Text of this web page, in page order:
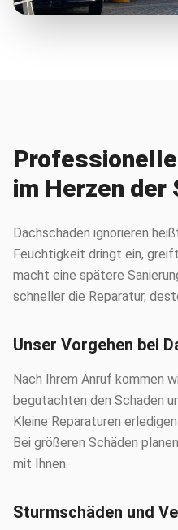
im Herzen der
Dachschäden ignorieren
Feuchtigkeit dringt ein,
macht eine spätere
schneller die Reparatur,
Unser Vorgehen bei
Nach Ihrem Anruf kommen
begutachten den Schaden
Kleine Reparaturen
Bei größeren Schäden
mit Ihnen.
Sturmschäden und